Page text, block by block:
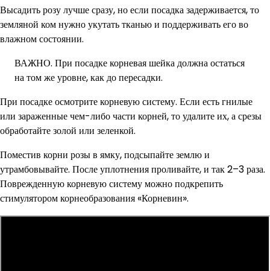
Высадить розу лучше сразу, но если посадка задерживается, то
земляной ком нужно укутать тканью и поддерживать его во
влажном состоянии.
ВАЖНО. При посадке корневая шейка должна остаться
на том же уровне, как до пересадки.
При посадке осмотрите корневую систему. Если есть гнилые
или зараженные чем-либо части корней, то удалите их, а срезы
обработайте золой или зеленкой.
Поместив корни розы в ямку, подсыпайте землю и
утрамбовывайте. После уплотнения проливайте, и так 2–3 раза.
Поврежденную корневую систему можно подкрепить
стимулятором корнеобразования «Корневин».